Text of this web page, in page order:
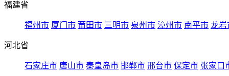
福建省
福州市 厦门市 莆田市 三明市 泉州市 漳州市 南平市 龙岩
河北省
石家庄市 唐山市 秦皇岛市 邯郸市 邢台市 保定市 张家口